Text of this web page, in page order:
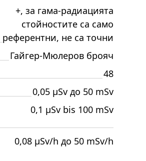
+, за гама-радиацията
стойностите са само
референтни, не са точни
Гайгер-Мюлеров брояч
48
0,05 µSv до 50 mSv
0,1 µSv bis 100 mSv
0,08 µSv/h до 50 mSv/h